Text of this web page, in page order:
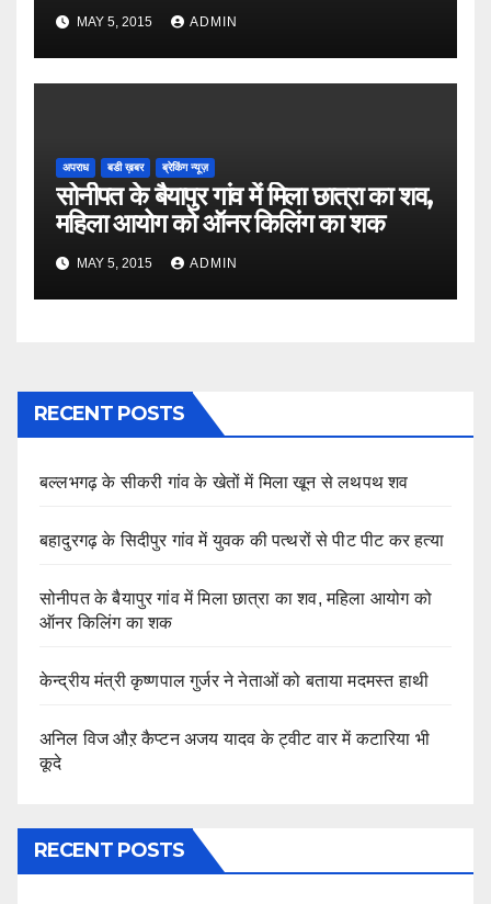
MAY 5, 2015 ADMIN
अपराध बडी ख़बर ब्रेकिंग न्यूज़
सोनीपत के बैयापुर गांव में मिला छात्रा का शव,
महिला आयोग को ऑनर किलिंग का शक
MAY 5, 2015 ADMIN
RECENT POSTS
बल्लभगढ़ के सीकरी गांव के खेतों में मिला खून से लथपथ शव
बहादुरगढ़ के सिदीपुर गांव में युवक की पत्थरों से पीट पीट कर हत्या
सोनीपत के बैयापुर गांव में मिला छात्रा का शव, महिला आयोग को
ऑनर किलिंग का शक
केन्द्रीय मंत्री कृष्णपाल गुर्जर ने नेताओं को बताया मदमस्त हाथी
अनिल विज औऱ कैप्टन अजय यादव के ट्वीट वार में कटारिया भी
कूदे
RECENT POSTS